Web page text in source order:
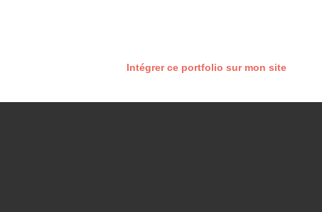
Intégrer ce portfolio sur mon site